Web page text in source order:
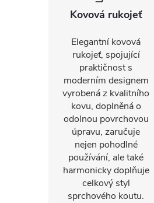
Kovová rukojeť
Elegantní kovová
rukojeť, spojující
praktičnost s
moderním designem
vyrobená z kvalitního
kovu, doplněná o
odolnou povrchovou
úpravu, zaručuje
nejen pohodlné
používání, ale také
harmonicky doplňuje
celkový styl
sprchového koutu.